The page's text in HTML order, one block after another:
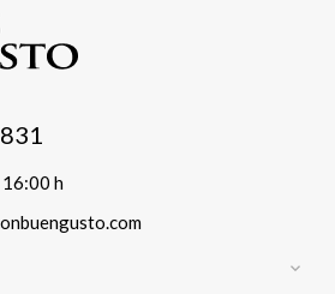
16:00 h
